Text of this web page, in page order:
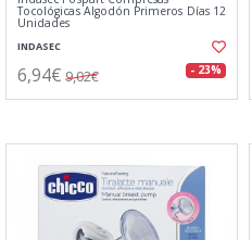
Tocológicas Algodón Primeros Días 12
Unidades
INDASEC
6,94€ 9,02€ - 23%